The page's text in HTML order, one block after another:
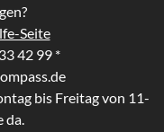
Seite
42 99 *
bis Freitag von 11-
da.